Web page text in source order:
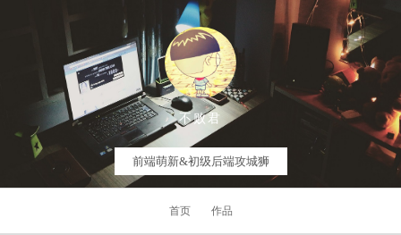
不败君
前端萌新&初级后端攻城狮
首页 作品